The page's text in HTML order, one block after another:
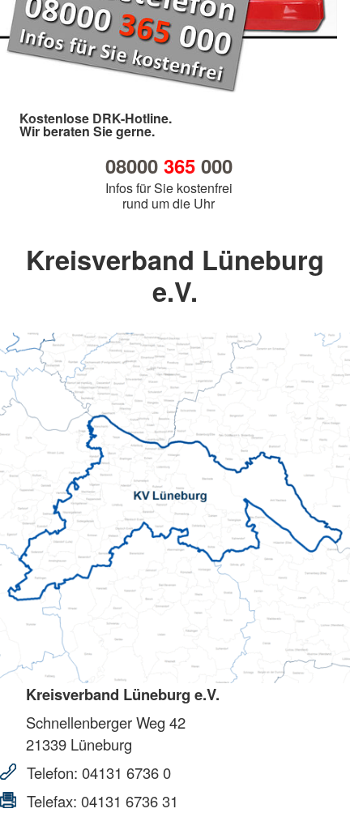
Kostenlose DRK-Hotline.
Wir beraten Sie gerne.
08000 365000
Infos für Sie kostenfrei
rund um die Uhr
Kreisverband Lüneburg
e.V.
Kreisverband Lüneburg e.V.
Schnellenberger Weg 42
21339 Lüneburg
Telefon: 04131 6736 0
Telefax: 04131 6736 31